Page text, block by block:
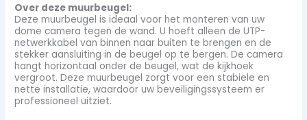
Over deze muurbeugel:
Deze muurbeugel is ideaal voor het monteren van uw
dome camera tegen de wand. U hoeft alleen de UTP-
netwerkkabel van binnen naar buiten te brengen en de
stekker aansluiting in de beugel op te bergen. De camera
hangt horizontaal onder de beugel, wat de kijkhoek
vergroot. Deze muurbeugel zorgt voor een stabiele en
nette installatie, waardoor uw beveiligingssysteem er
professioneel uitziet.